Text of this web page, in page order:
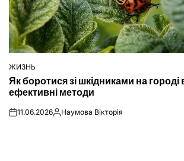
ОПУБЛІКУВАТИ
У
ЖИЗНЬ
Як боротися зі шкідниками на городі
ефективні методи
on11.06.2026Опубліковано
Наумова Вікторія